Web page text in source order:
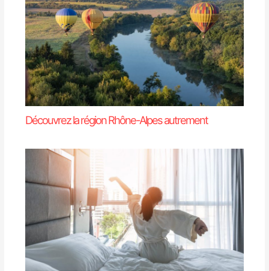
Découvrez la région Rhône-Alpes autrement